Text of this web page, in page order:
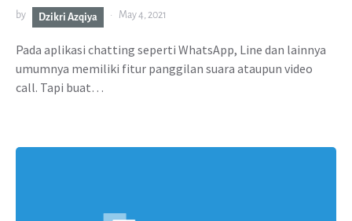
by Dzikri Azqiya May 4, 2021
Pada aplikasi chatting seperti WhatsApp, Line dan lainnya
umumnya memiliki fitur panggilan suara ataupun video
call. Tapi buat…